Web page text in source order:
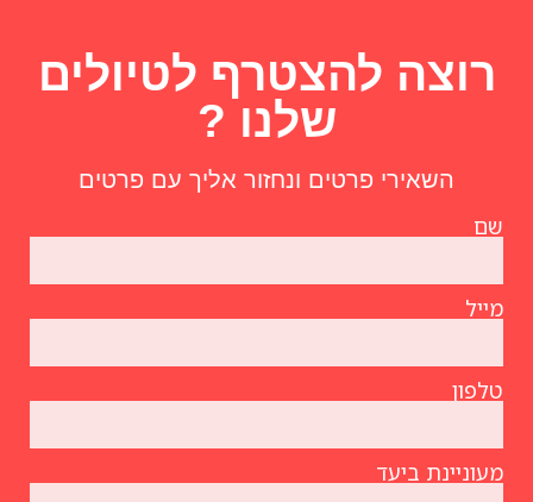
רוצה להצטרף לטיולים
שלנו ?
השאירי פרטים ונחזור אליך עם פרטים
שם
מייל
טלפון
מעוניינת ביעד